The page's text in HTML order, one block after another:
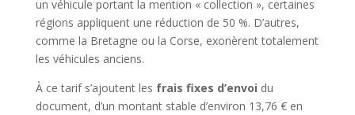
un véhicule portant la mention « collection », certaines
régions appliquent une réduction de 50 %. D’autres,
comme la Bretagne ou la Corse, exonèrent totalement
les véhicules anciens.
À ce tarif s’ajoutent les frais fixes d’envoi du
document, d’un montant stable d’environ 13,76 € en